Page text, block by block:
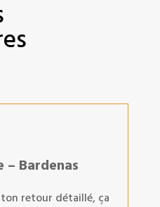
– Bardenas
retour détaillé, ça